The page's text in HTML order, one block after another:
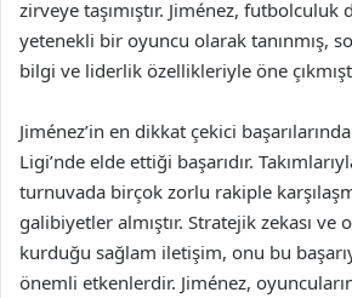
zirveye taşımıştır. Jiménez, futbolculuk
yetenekli bir oyuncu olarak tanınmış,
bilgi ve liderlik özellikleriyle öne
Jiménez’in en dikkat çekici
Ligi’nde elde ettiği başarıdır.
turnuvada birçok zorlu rakiple
galibiyetler almıştır. Stratejik zekası ve
kurduğu sağlam iletişim, onu bu
önemli etkenlerdir. Jiménez,